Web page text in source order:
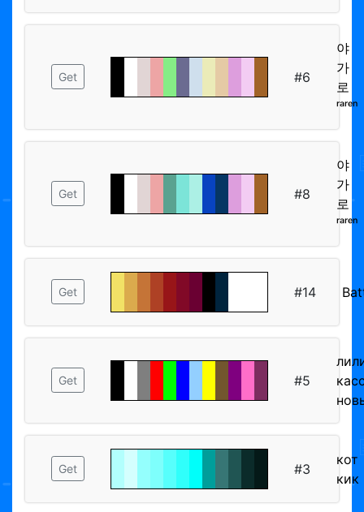
Get #6
야
가
로
ʳᵃʳᵉⁿ
Get #8
야
가
로
ʳᵃʳᵉⁿ
Get #14
Get #5
Get #3
кот
кик